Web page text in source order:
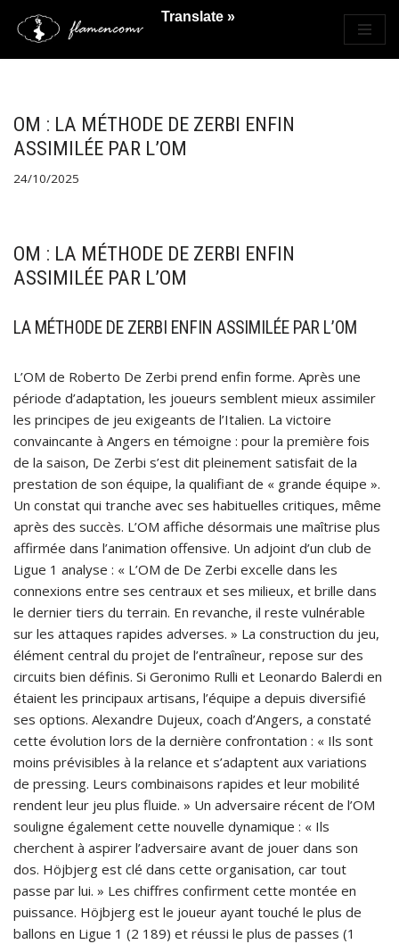
Saltar
OM : LA MÉTHODE DE ZERBI ENFIN
ASSIMILÉE PAR L’OM
24/10/2025
OM : LA MÉTHODE DE ZERBI ENFIN
ASSIMILÉE PAR L’OM
LA MÉTHODE DE ZERBI ENFIN ASSIMILÉE PAR L’OM
L’OM de Roberto De Zerbi prend enfin forme. Après une
période d’adaptation, les joueurs semblent mieux assimiler
les principes de jeu exigeants de l’Italien. La victoire
convaincante à Angers en témoigne : pour la première fois
de la saison, De Zerbi s’est dit pleinement satisfait de la
prestation de son équipe, la qualifiant de « grande équipe ».
Un constat qui tranche avec ses habituelles critiques, même
après des succès. L’OM affiche désormais une maîtrise plus
affirmée dans l’animation offensive. Un adjoint d’un club de
Ligue 1 analyse : « L’OM de De Zerbi excelle dans les
connexions entre ses centraux et ses milieux, et brille dans
le dernier tiers du terrain. En revanche, il reste vulnérable
sur les attaques rapides adverses. » La construction du jeu,
élément central du projet de l’entraîneur, repose sur des
circuits bien définis. Si Geronimo Rulli et Leonardo Balerdi en
étaient les principaux artisans, l’équipe a depuis diversifié
ses options. Alexandre Dujeux, coach d’Angers, a constaté
cette évolution lors de la dernière confrontation : « Ils sont
moins prévisibles à la relance et s’adaptent aux variations
de pressing. Leurs combinaisons rapides et leur mobilité
rendent leur jeu plus fluide. » Un adversaire récent de l’OM
souligne également cette nouvelle dynamique : « Ils
cherchent à aspirer l’adversaire avant de jouer dans son
dos. Höjbjerg est clé dans cette organisation, car tout
passe par lui. » Les chiffres confirment cette montée en
puissance. Höjbjerg est le joueur ayant touché le plus de
ballons en Ligue 1 (2 189) et réussi le plus de passes (1
Translate »